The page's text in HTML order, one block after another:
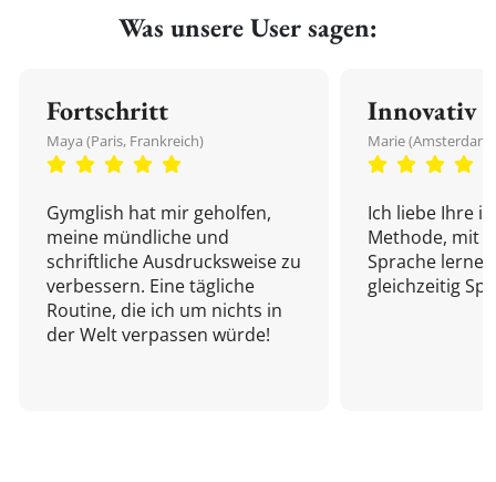
Was unsere User sagen:
Fortschritt
Maya (Paris, Frankreich)
Gymglish hat mir geholfen,
meine mündliche und
schriftliche Ausdrucksweise zu
verbessern. Eine tägliche
Routine, die ich um nichts in
der Welt verpassen würde!
Innovativ
Marie
Ich liebe Ihre
Methode, mit
Sprache
gleichzeitig